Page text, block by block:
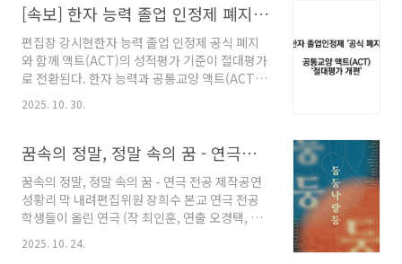
는 △도입 취지 △..
Crimes against Journalists)’이다. 정의와 진
실을 밝히려는 언론인들에게 가해지는 폭력과 인
권침해의 심각성을 알리고, 각국 정부와 사법기
관에 책임 있는 조치를 촉구하기 위한 취지로 지
정됐다. 올해 기념일을 맞이하며 국제앰네스티
한국지부(이하 국제앰네스티)는 미얀마의 사진
5월,..
[속보] 한자 능력 졸업 인정제 폐지 및 액트(ACT) 절대평가 개편
편집장 강시현한자 능력 졸업 인정제 공식 폐지
와 함께 액트(ACT)의 성적평가 기준이 절대평가
로 전환된다. 한자 능력과 공통교양 액트(ACT)
는 중앙대학교 졸업을 위한 필수 요건이었다. 한
자 능력은 졸업 인정제는 완전한 폐지 수순을 밟
평가로 개편된다. 졸업 인정제인 한자 능력은
2026년 8월 졸업자부터 적용될 예정이며, 공통
교양 액트(ACT)는 2026학년도 1학기부로 시행
될 예정이다.2012학년도 입학생부터 적용된 한
자 능력은 졸업 요건으로서 필요와 적합성에 대
한 의문이 도입 이후 계속됐다. 결국 22-2 졸업예
2025. 10. 30.
꿈속의 정말, 정말 속의 꿈 - 연극전공 제작공연 <둥둥 낙랑둥> 성황리 막 내려
꿈속의 정말, 정말 속의 꿈 - 연극 전공 제작공연
성황리 막 내려편집위원 장희수 본교 연극 전공
학생들이 올린 연극 (작 최인훈, 연출 오경택, 학
생연출 박소현)이 지난 10일부터 12일까지 대학
로 공연예술원 Space 1959에서 총 4회에 걸쳐
2025. 10. 24.